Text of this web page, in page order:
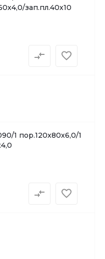
зап.пл.40х10
1 пор.120х80х6,0/1